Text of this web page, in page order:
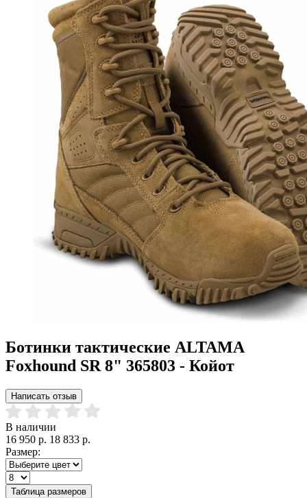
Ботинки тактические ALTAMA
Foxhound SR 8" 365803 - Койот
Написать отзыв
В наличии
16 950 р. 18 833 р.
Размер:
Таблица размеров